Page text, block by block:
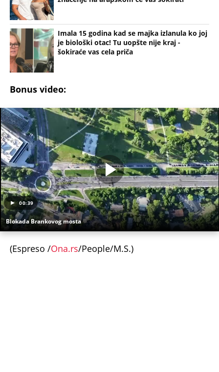
prvo osveženje, a onda obrt - Šokantna prognoza
Ivana Ristića za avgust
Žene u Srbiji u penziju sa 55 godina, muškarci sa
60: Paket tri zakonska predloga upućen resornom
ministarstvu
"Pomalo je grubo to što..." Britanac prvi put
najviše iznenadilo u Srbiji (VIDEO)
Dijana se posle 5 godina vratila iz Nemačke i
posetila ćerkin grob, kod spomenika joj prilazi
čovek i govori: "Znam devojku sa slike, udala se
nedavno"
SVI BRUJE O NJENOM ULASKU U ELITU 10! Napravila
najveću prevaru u rijalitiju, pa nestala iz Srbije:
Kuća u kojoj je živela napuštena, a svi pričaju o
ovom
BITKA LUKE I ANAMARIJE ZA 50.000.000 DOLARA: